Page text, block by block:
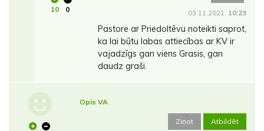
10 0 03.11.2021. 10:23
Pastore ar Priedoltēvu noteikti saprot,
ka lai būtu labas attiecības ar KV ir
vajadzīgs gan viens Grasis, gan
daudz graši.
Opis VA
Ziņot Atbildēt